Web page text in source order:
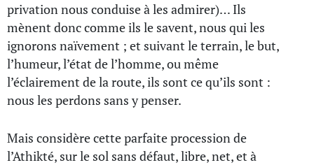
privation nous conduise à les admirer)… Ils
mènent donc comme ils le savent, nous qui les
ignorons naïvement ; et suivant le terrain, le but,
l’humeur, l’état de l’homme, ou même
l’éclairement de la route, ils sont ce qu’ils sont :
nous les perdons sans y penser.
Mais considère cette parfaite procession de
l’Athikté, sur le sol sans défaut, libre, net, et à